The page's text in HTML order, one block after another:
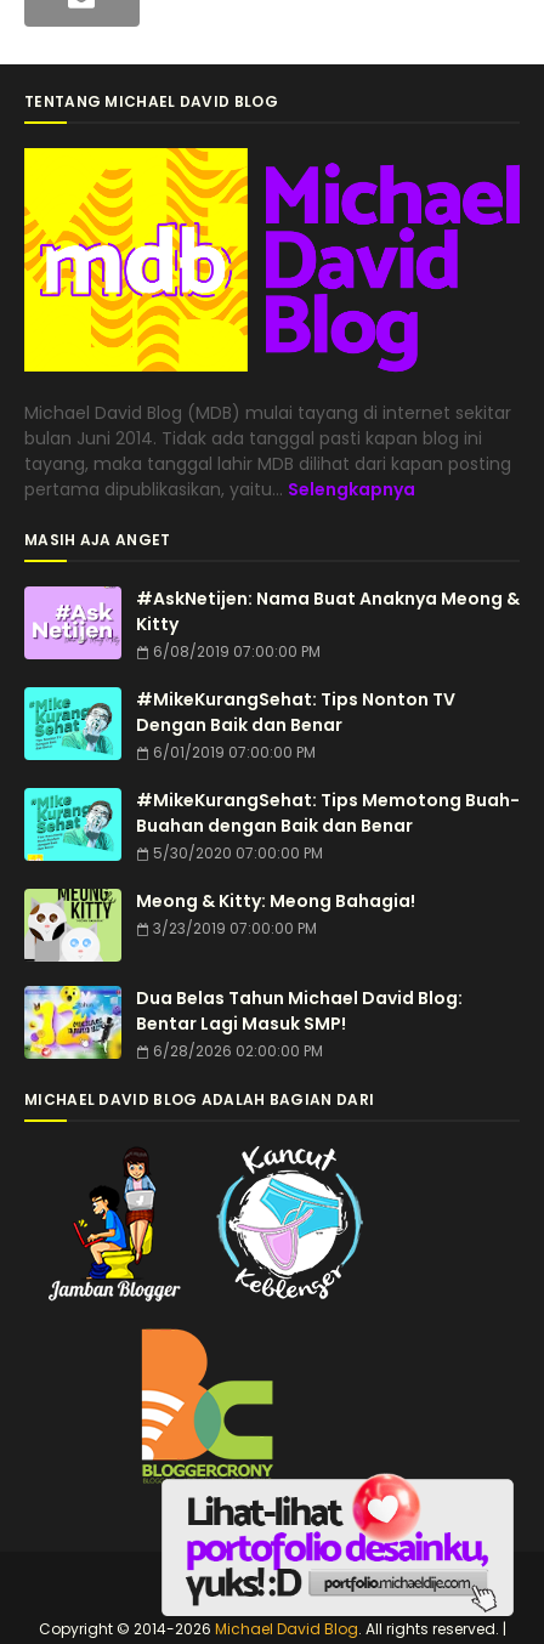
TENTANG MICHAEL DAVID BLOG
Michael David Blog (MDB) mulai tayang di internet sekitar
bulan Juni 2014. Tidak ada tanggal pasti kapan blog ini
tayang, maka tanggal lahir MDB dilihat dari kapan posting
pertama dipublikasikan, yaitu... Selengkapnya
MASIH AJA ANGET
#AskNetijen: Nama Buat Anaknya Meong &
Kitty
6/08/2019 07:00:00 PM
#MikeKurangSehat: Tips Nonton TV
Dengan Baik dan Benar
6/01/2019 07:00:00 PM
#MikeKurangSehat: Tips Memotong Buah-
Buahan dengan Baik dan Benar
5/30/2020 07:00:00 PM
Meong & Kitty: Meong Bahagia!
3/23/2019 07:00:00 PM
Dua Belas Tahun Michael David Blog:
Bentar Lagi Masuk SMP!
6/28/2026 02:00:00 PM
MICHAEL DAVID BLOG ADALAH BAGIAN DARI
michaeldije.com
Copyright © 2014-2026 Michael David Blog. All rights reserved. |